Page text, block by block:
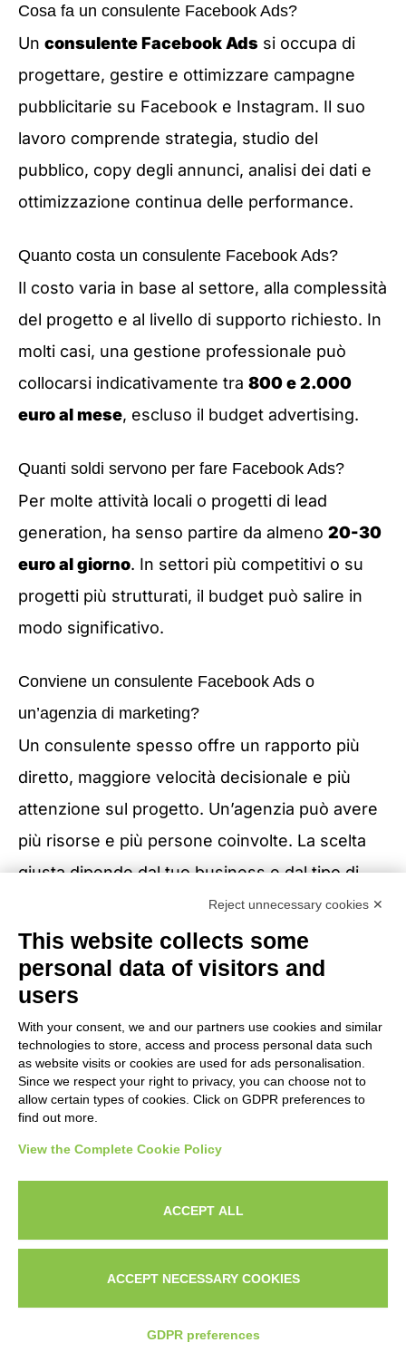
Cosa fa un consulente Facebook Ads?
Un consulente Facebook Ads si occupa di
progettare, gestire e ottimizzare campagne
pubblicitarie su Facebook e Instagram. Il suo
lavoro comprende strategia, studio del
pubblico, copy degli annunci, analisi dei dati e
ottimizzazione continua delle performance.
Quanto costa un consulente Facebook Ads?
Il costo varia in base al settore, alla complessità
del progetto e al livello di supporto richiesto. In
molti casi, una gestione professionale può
collocarsi indicativamente tra 800 e 2.000
euro al mese, escluso il budget advertising.
Quanti soldi servono per fare Facebook Ads?
Per molte attività locali o progetti di lead
generation, ha senso partire da almeno 20-30
euro al giorno. In settori più competitivi o su
progetti più strutturati, il budget può salire in
modo significativo.
Conviene un consulente Facebook Ads o
un’agenzia di marketing?
Un consulente spesso offre un rapporto più
diretto, maggiore velocità decisionale e più
attenzione sul progetto. Un’agenzia può avere
più risorse e più persone coinvolte. La scelta
giusta dipende dal tuo business e dal tipo di
gestione di cui hai bisogno.
Come scegliere un consulente Facebook Ads?
Per scegliere bene conviene valutare
esperienza nel proprio settore, capacità di
leggere i dati, comprensione del business,
attenzione alla qualità del traffico e capacità di
lavorare anche su copy, funnel e offerta, oltre
alla parte tecnica.
CHI
SONO?
IL
Reject unnecessary cookies ✕
This website collects some
personal data of visitors and
users
With your consent, we and our partners use cookies and similar
technologies to store, access and process personal data such
as website visits or cookies are used for ads personalisation.
Since we respect your right to privacy, you can choose not to
allow certain types of cookies. Click on GDPR preferences to
find out more.
View the Complete Cookie Policy
ACCEPT ALL
ACCEPT NECESSARY COOKIES
GDPR preferences